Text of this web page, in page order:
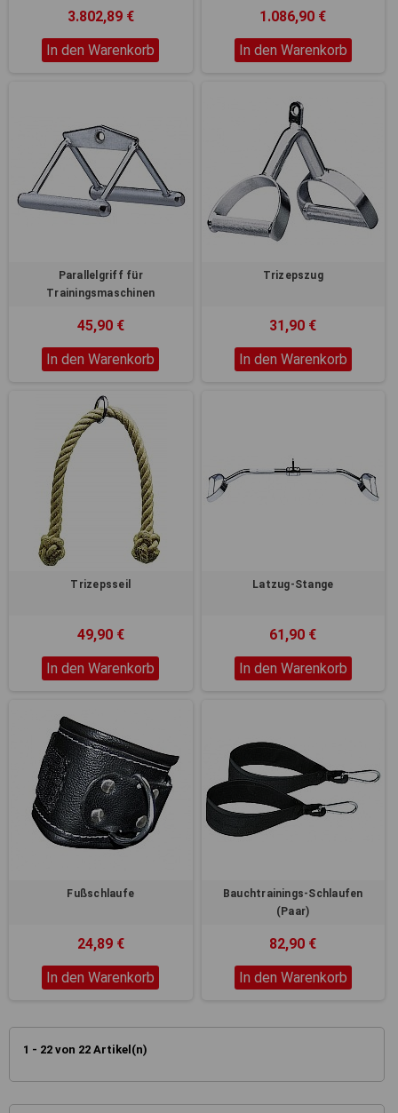
3.802,89 €
In den Warenkorb
1.086,90 €
In den Warenkorb
Parallelgriff für
Trainingsmaschinen
45,90 €
In den Warenkorb
Trizepszug
31,90 €
In den Warenkorb
Trizepsseil
49,90 €
In den Warenkorb
Latzug-Stange
61,90 €
In den Warenkorb
Fußschlaufe
24,89 €
In den Warenkorb
Bauchtrainings-Schlaufen
(Paar)
82,90 €
In den Warenkorb
1 - 22 von 22 Artikel(n)